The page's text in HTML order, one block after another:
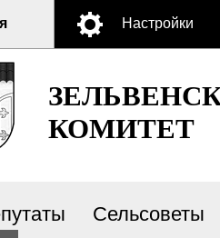
Настройки
КОМИТЕТ
Сельсоветы